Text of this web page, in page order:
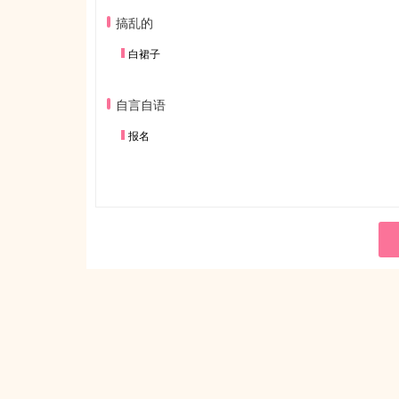
搞乱的
白裙子
自言自语
报名